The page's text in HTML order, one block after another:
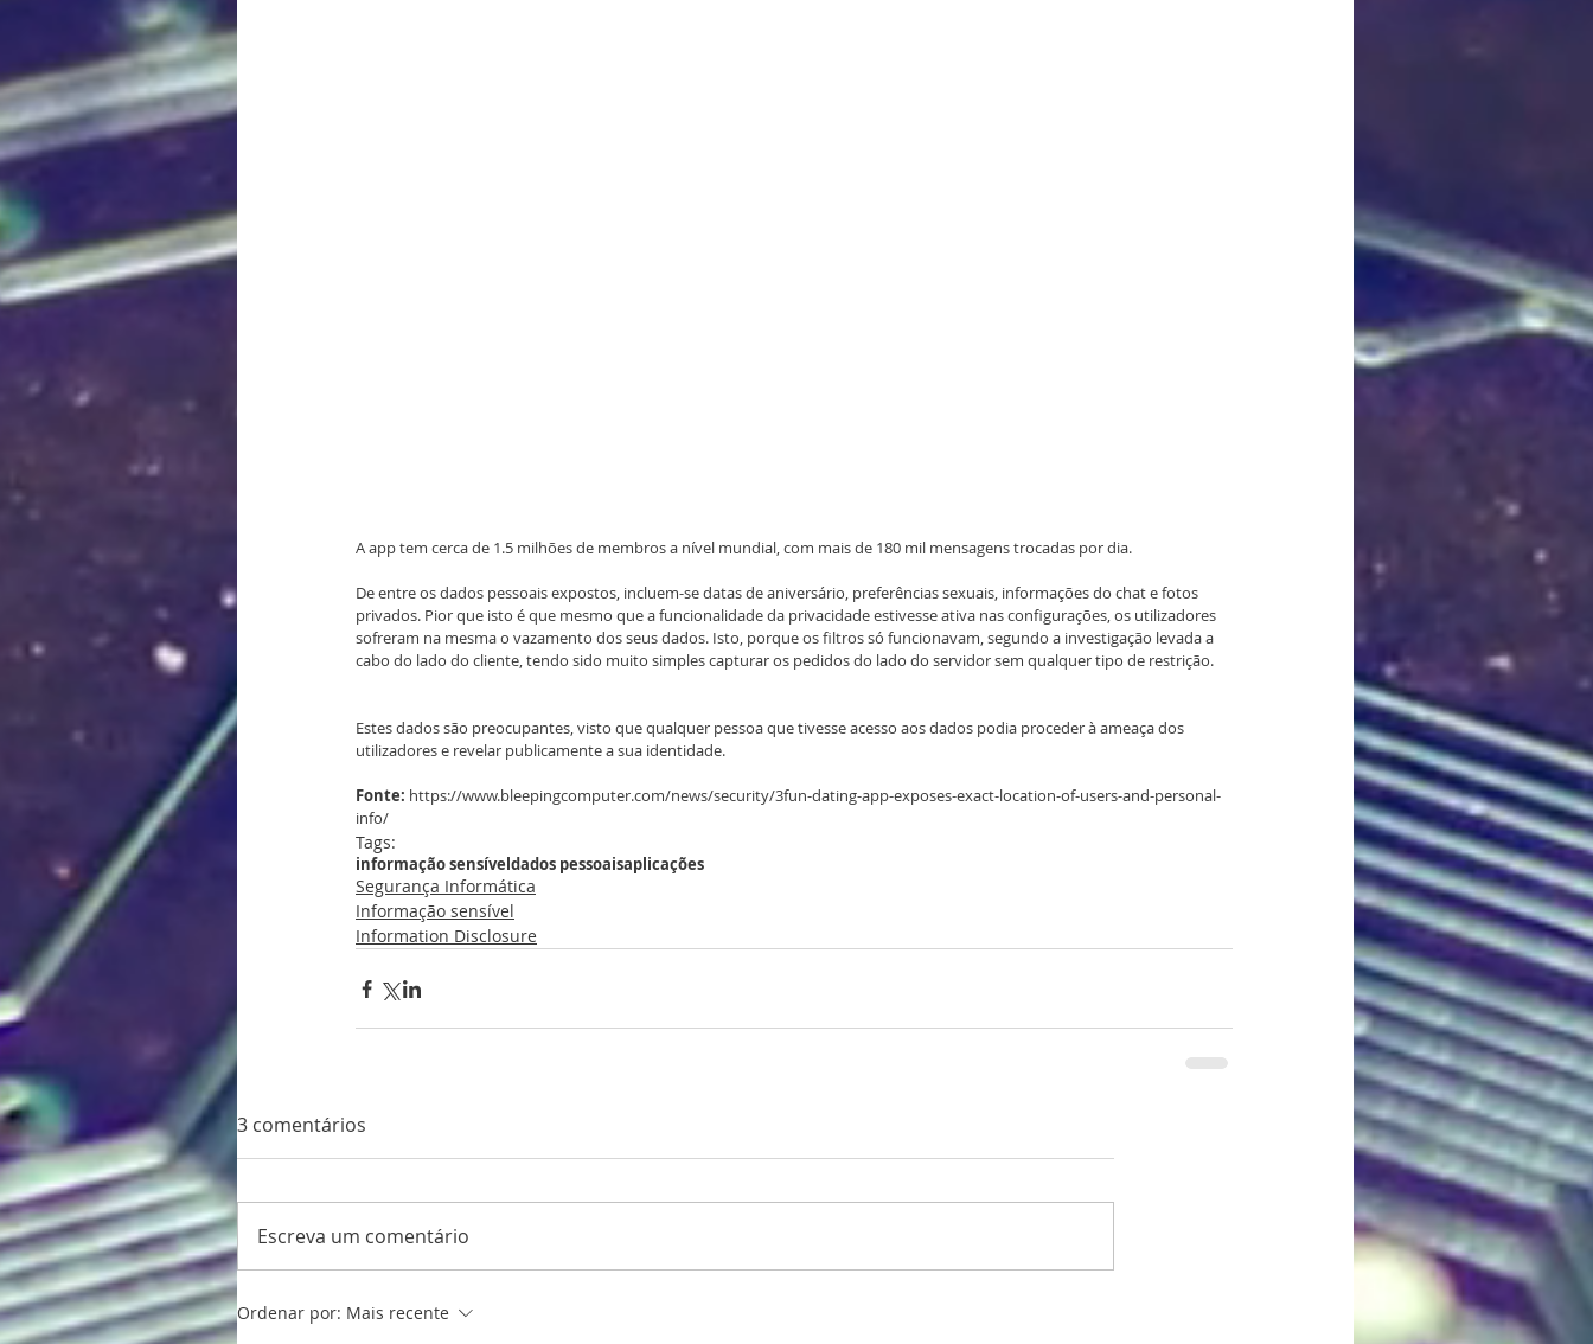
A app tem cerca de 1.5 milhões de membros a nível mundial, com mais de 180 mil mensagens trocadas por dia.
De entre os dados pessoais expostos, incluem-se datas de aniversário, preferências sexuais, informações do chat e fotos
privados. Pior que isto é que mesmo que a funcionalidade da privacidade estivesse ativa nas configurações, os utilizadores
sofreram na mesma o vazamento dos seus dados. Isto, porque os filtros só funcionavam, segundo a investigação levada a
cabo do lado do cliente, tendo sido muito simples capturar os pedidos do lado do servidor sem qualquer tipo de restrição.
Estes dados são preocupantes, visto que qualquer pessoa que tivesse acesso aos dados podia proceder à ameaça dos
utilizadores e revelar publicamente a sua identidade.
Fonte: https://www.bleepingcomputer.com/news/security/3fun-dating-app-exposes-exact-location-of-users-and-personal-
info/
Tags:
informação sensíveldados pessoaisaplicações
Segurança Informática
Informação sensível
Information Disclosure
3 comentários
Escreva um comentário
Ordenar por: Mais recente